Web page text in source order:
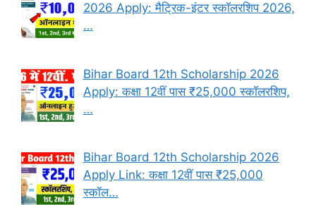
2026 Apply: मैट्रिक-इंटर स्कॉलरशिप 2026,
…
Bihar Board 12th Scholarship 2026
Apply: कक्षा 12वीं पास ₹25,000 स्कॉलरशिप,
…
Bihar Board 12th Scholarship 2026
Apply Link: कक्षा 12वीं पास ₹25,000
स्कॉल…